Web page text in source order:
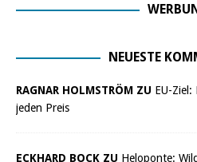
NEUESTE
RAGNAR HOLMSTRÖM ZU EU-
jeden Preis
ECKHARD BOCK ZU Heloponte: